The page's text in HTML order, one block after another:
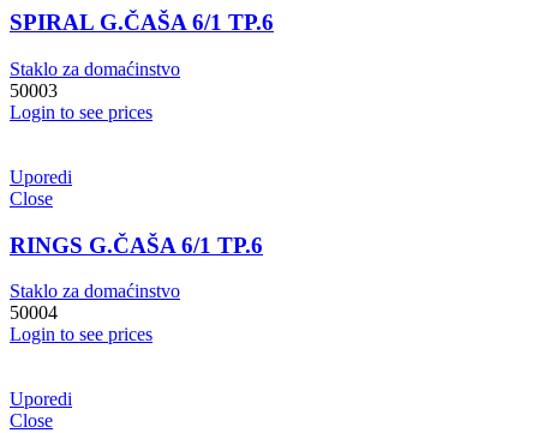
SPIRAL G.ČAŠA 6/1 TP.6
Staklo za domaćinstvo
50003
Login to see prices
Uporedi
Close
RINGS G.ČAŠA 6/1 TP.6
Staklo za domaćinstvo
50004
Login to see prices
Uporedi
Close